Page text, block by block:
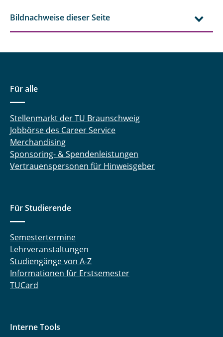
Bildnachweise dieser Seite
Für alle
Stellenmarkt der TU Braunschweig
Jobbörse des Career Service
Merchandising
Sponsoring- & Spendenleistungen
Vertrauenspersonen für Hinweisgeber
Für Studierende
Semestertermine
Lehrveranstaltungen
Studiengänge von A-Z
Informationen für Erstsemester
TUCard
Interne Tools